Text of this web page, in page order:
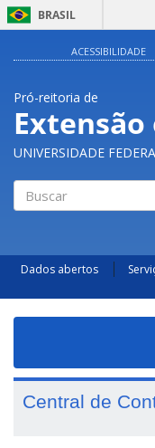
BRASIL
ACESSIBILIDADE
Pró-reitoria de
UNIVERSIDADE
Dados abertos
Central de